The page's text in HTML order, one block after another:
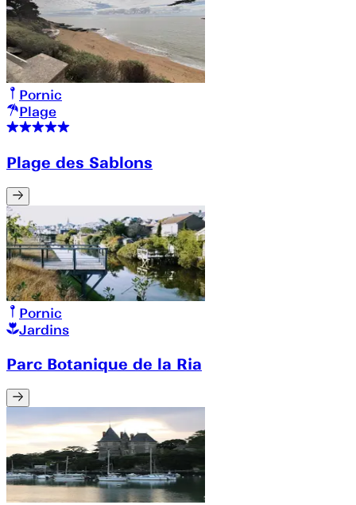
Pornic
Plage
Plage des Sablons
Pornic
Jardins
Parc Botanique de la Ria